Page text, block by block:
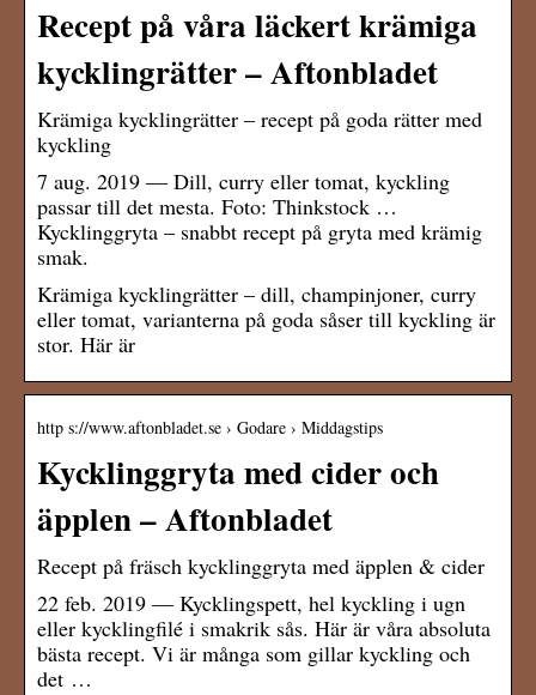
Recept på våra läckert krämiga
kycklingrätter – Aftonbladet
Krämiga kycklingrätter – recept på goda rätter med
kyckling
7 aug. 2019 — Dill, curry eller tomat, kyckling
passar till det mesta. Foto: Thinkstock …
Kycklinggryta – snabbt recept på gryta med krämig
smak.
Krämiga kycklingrätter – dill, champinjoner, curry
eller tomat, varianterna på goda såser till kyckling är
stor. Här är
http s://www.aftonbladet.se › Godare › Middagstips
Kycklinggryta med cider och
äpplen – Aftonbladet
Recept på fräsch kycklinggryta med äpplen & cider
22 feb. 2019 — Kycklingspett, hel kyckling i ugn
eller kycklingfilé i smakrik sås. Här är våra absoluta
bästa recept. Vi är många som gillar kyckling och
det …